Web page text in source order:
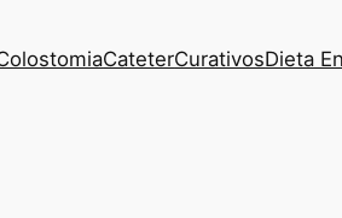
CateterCurativosDieta